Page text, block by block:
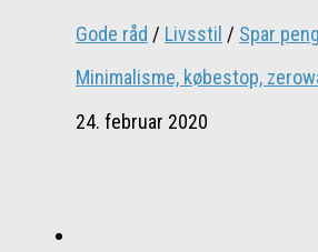
Gode råd / Livsstil / Spar
Minimalisme, købestop,
24. februar 2020